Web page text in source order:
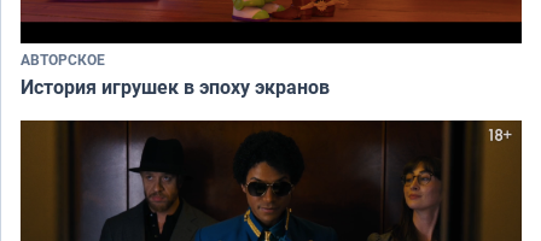
АВТОРСКОЕ
История игрушек в эпоху экранов